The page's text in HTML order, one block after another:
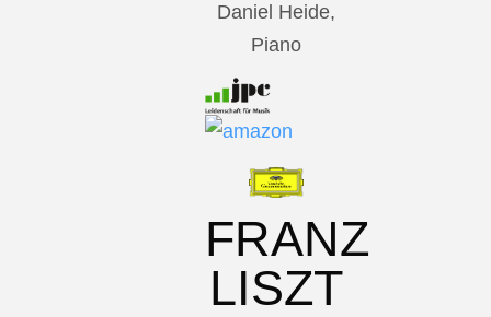
Daniel Heide,
Piano
FRANZ
LISZT